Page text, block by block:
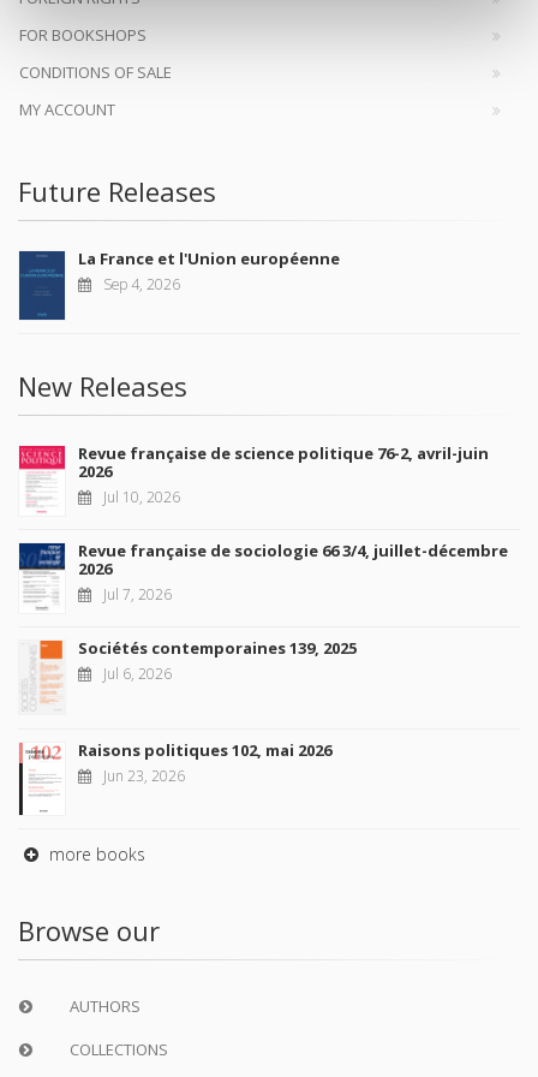
FOR BOOKSHOPS
CONDITIONS OF SALE
MY ACCOUNT
Future Releases
La France et l'Union européenne
Sep 4, 2026
New Releases
Revue française de science politique 76-2, avril-juin
2026
Jul 10, 2026
Revue française de sociologie 66 3/4, juillet-décembre
2026
Jul 7, 2026
Sociétés contemporaines 139, 2025
Jul 6, 2026
Raisons politiques 102, mai 2026
Jun 23, 2026
more books
Browse our
AUTHORS
COLLECTIONS